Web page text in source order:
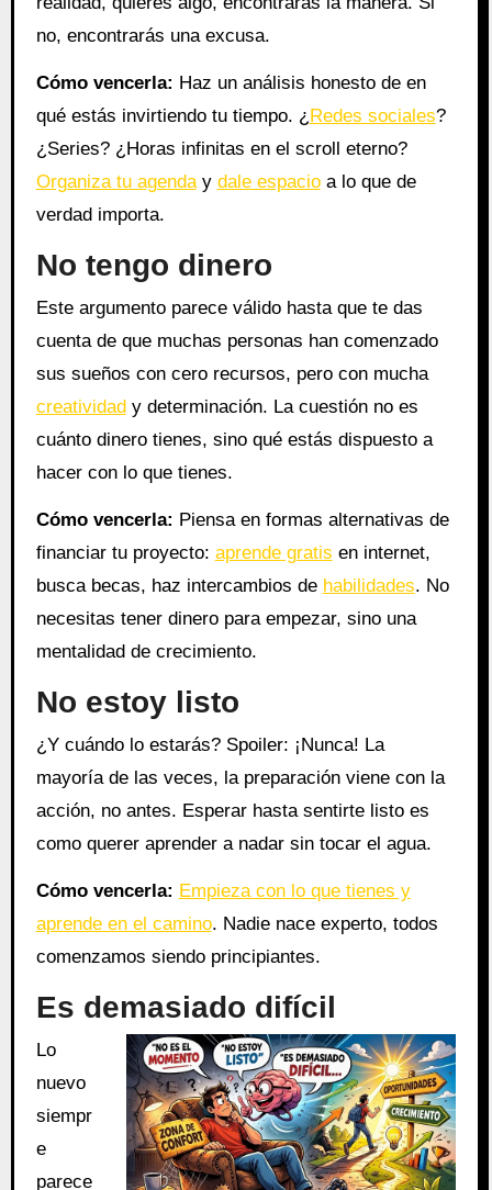
no, encontrarás una excusa.
Cómo vencerla: Haz un análisis honesto de en
qué estás invirtiendo tu tiempo. ¿Redes sociales?
¿Series? ¿Horas infinitas en el scroll eterno?
Organiza tu agenday dale espacioa lo que de
verdad importa.
No tengo dinero
Este argumento parece válido hasta que te das
cuenta de que muchas personas han comenzado
sus sueños con cero recursos, pero con mucha
creatividad y determinación. La cuestión no es
cuánto dinero tienes, sino qué estás dispuesto a
hacer con lo que tienes.
Cómo vencerla: Piensa en formas alternativas de
financiar tu proyecto: aprende gratis en internet,
busca becas, haz intercambios de habilidades. No
necesitas tener dinero para empezar, sino una
mentalidad de crecimiento.
No estoy listo
¿Y cuándo lo estarás? Spoiler: ¡Nunca! La
mayoría de las veces, la preparación viene con la
acción, no antes. Esperar hasta sentirte listo es
como querer aprender a nadar sin tocar el agua.
Cómo vencerla: Empieza con lo que tienes y
aprende en el camino. Nadie nace experto, todos
comenzamos siendo principiantes.
Es demasiado difícil
Lo
nuevo
siempr
e
parece